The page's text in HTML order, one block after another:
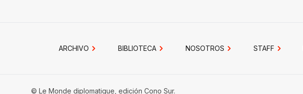
ARCHIVO BIBLIOTECA NOSOTROS STAFF
© Le Monde diplomatique, edición Cono Sur.